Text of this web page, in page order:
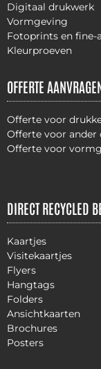
Digitaal drukwerk
Vormgeving
Fotoprints en
Kleurproeven
OFFERTE
Offerte voor
Offerte voor ander
Offerte voor
DIRECT RECYCLED
Kaartjes
Visitekaartjes
Flyers
Hangtags
Folders
Ansichtkaarten
Brochures
Posters